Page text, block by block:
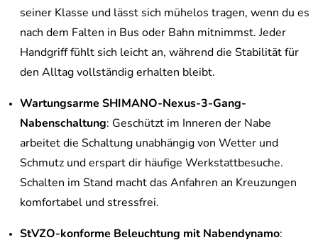
seiner Klasse und lässt sich mühelos tragen, wenn du es
nach dem Falten in Bus oder Bahn mitnimmst. Jeder
Handgriff fühlt sich leicht an, während die Stabilität für
den Alltag vollständig erhalten bleibt.
Wartungsarme SHIMANO-Nexus-3-Gang-
Nabenschaltung: Geschützt im Inneren der Nabe
arbeitet die Schaltung unabhängig von Wetter und
Schmutz und erspart dir häufige Werkstattbesuche.
Schalten im Stand macht das Anfahren an Kreuzungen
komfortabel und stressfrei.
StVZO-konforme Beleuchtung mit Nabendynamo: